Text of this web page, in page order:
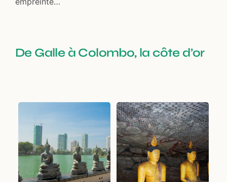
De Galle à Colombo, la côte d’or